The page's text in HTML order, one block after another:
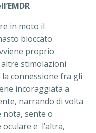
in moto il
bloccato
proprio
stimolazioni
connessione fra gli
incoraggiata a
narrando di volta
nota, sente o
e l’altra,